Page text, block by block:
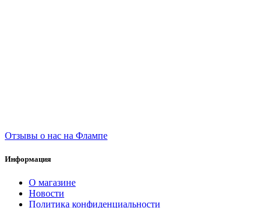
Отзывы о нас на Флампе
Информация
О магазине
Новости
Политика конфиденциальности